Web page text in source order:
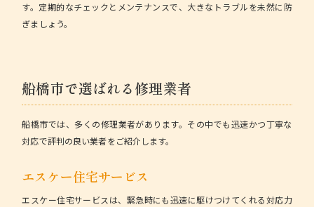
す。 定期的なチェックとメンテナンスで、大きなトラブルを未然に防
ぎましょう。
船橋市で選ばれる修理業者
船橋市では、多くの修理業者があります。その中でも迅速かつ丁寧な
対応で評判の良い業者をご紹介します。
エスケー住宅サービス
エスケー住宅サービスは、 緊急時にも迅速に駆けつけてくれる対応力